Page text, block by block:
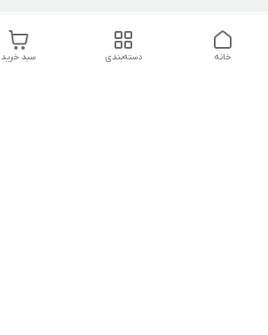
سبد خرید دسته‌بندی خانه